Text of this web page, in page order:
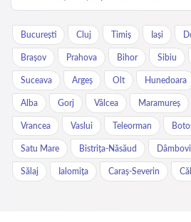
București Cluj Timiș Iași
Brașov Prahova Bihor Sibiu
Suceava Argeș Olt Hunedoara
Alba Gorj Vâlcea Maramureș
Vrancea Vaslui Teleorman
Satu Mare Bistrița-Năsăud
Sălaj Ialomița Caraș-Severin